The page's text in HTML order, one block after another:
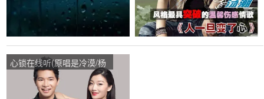
心锁在线听(原唱是冷漠/杨
小曼)，柠檬哥哥演唱点
播:34次